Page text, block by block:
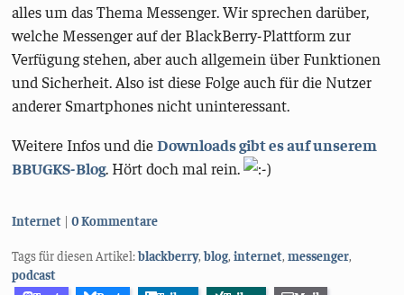
alles um das Thema Messenger. Wir sprechen darüber,
welche Messenger auf der BlackBerry-Plattform zur
Verfügung stehen, aber auch allgemein über Funktionen
und Sicherheit. Also ist diese Folge auch für die Nutzer
anderer Smartphones nicht uninteressant.
Weitere Infos und dieDownloads gibt es auf unserem
BBUGKS-Blog. Hört doch mal rein.
Kategorien:
Internet 0 Kommentare
Tags für diesen Artikel:blackberry,blog,internet,messenger,
podcast